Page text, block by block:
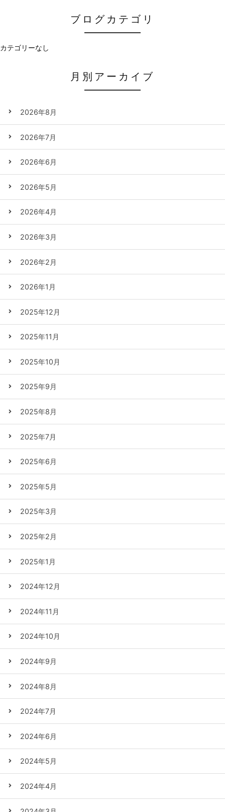
ブログカテゴリ
カテゴリーなし
月別アーカイブ
2026年8月
2026年7月
2026年6月
2026年5月
2026年4月
2026年3月
2026年2月
2026年1月
2025年12月
2025年11月
2025年10月
2025年9月
2025年8月
2025年7月
2025年6月
2025年5月
2025年3月
2025年2月
2025年1月
2024年12月
2024年11月
2024年10月
2024年9月
2024年8月
2024年7月
2024年6月
2024年5月
2024年4月